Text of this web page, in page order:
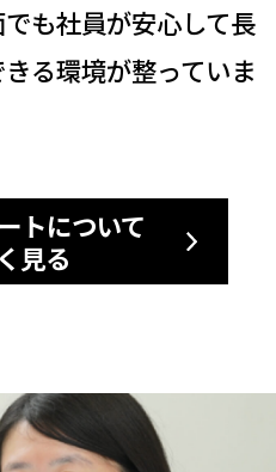
も社員が安心して長
る環境が整っていま
トについて
見る